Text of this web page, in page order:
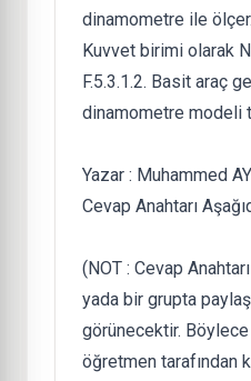
dinamometre ile ölçer.
Kuvvet birimi olarak
F.5.3.1.2. Basit araç
dinamometre modeli
Yazar : Muhammed
Cevap Anahtarı
(NOT : Cevap
yada bir grupta
görünecektir.
öğretmen tarafından